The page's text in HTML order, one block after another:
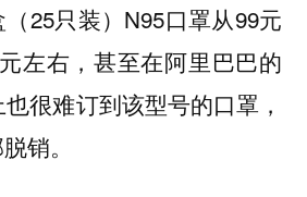
25只装）N95口罩从99元
左右，甚至在阿里巴巴的
很难订到该型号的口罩，
销。